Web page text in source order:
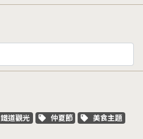
關鍵字標籤
鐵道觀光 關鍵字標籤
仲夏節 關鍵字標籤
美食主題